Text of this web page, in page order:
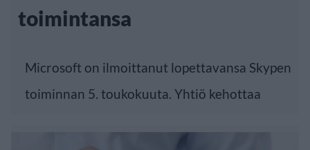
toimintansa
Microsoft on ilmoittanut lopettavansa Skypen
toiminnan 5. toukokuuta. Yhtiö kehottaa